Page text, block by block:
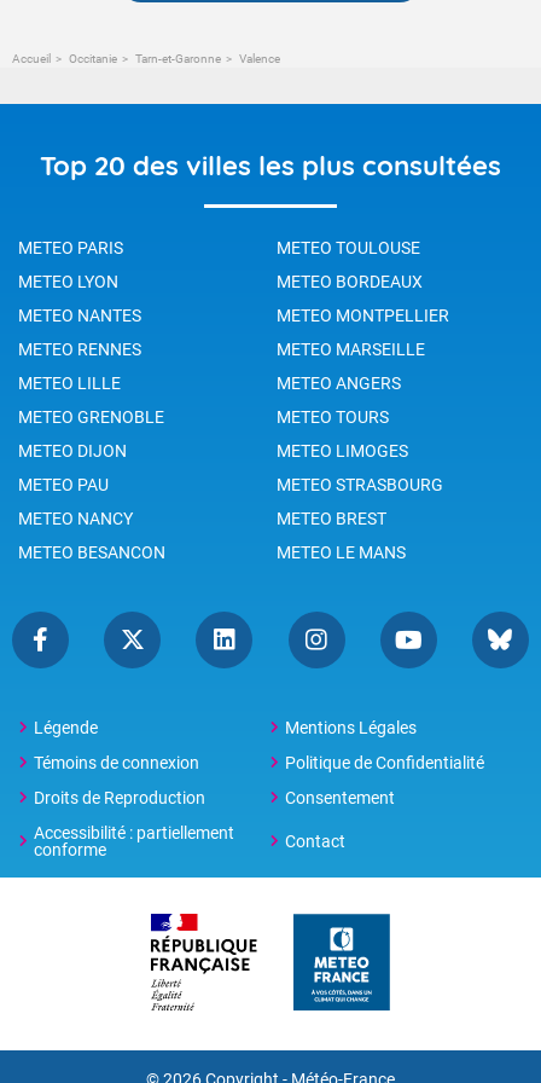
Accueil Occitanie Tarn-et-Garonne Valence
Top 20 des villes les plus consultées
METEO PARIS
METEO TOULOUSE
METEO LYON
METEO BORDEAUX
METEO NANTES
METEO MONTPELLIER
METEO RENNES
METEO MARSEILLE
METEO LILLE
METEO ANGERS
METEO GRENOBLE
METEO TOURS
METEO DIJON
METEO LIMOGES
METEO PAU
METEO STRASBOURG
METEO NANCY
METEO BREST
METEO BESANCON
METEO LE MANS
Légende
Mentions Légales
Témoins de connexion
Politique de Confidentialité
Droits de Reproduction
Consentement
Accessibilité : partiellement
conforme
Contact